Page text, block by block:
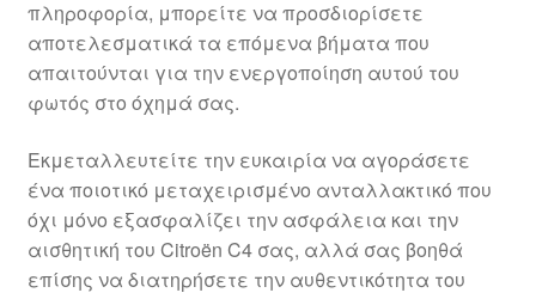
πληροφορία, μπορείτε να προσδιορίσετε
αποτελεσματικά τα επόμενα βήματα που
απαιτούνται για την ενεργοποίηση αυτού του
φωτός στο όχημά σας.
Εκμεταλλευτείτε την ευκαιρία να αγοράσετε
ένα ποιοτικό μεταχειρισμένο ανταλλακτικό που
όχι μόνο εξασφαλίζει την ασφάλεια και την
αισθητική του Citroën C4 σας, αλλά σας βοηθά
επίσης να διατηρήσετε την αυθεντικότητα του